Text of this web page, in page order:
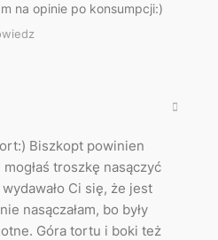
na opinie po konsumpcji:)
Biszkopt powinien
troszkę nasączyć
Ci się, że jest
nasączałam, bo były
Góra tortu i boki też